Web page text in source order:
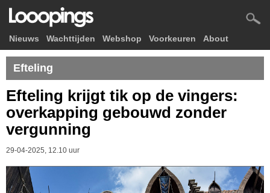
Nieuws Wachttijden Webshop Voorkeuren About
Efteling
Efteling krijgt tik op de vingers:
overkapping gebouwd zonder
vergunning
29-04-2025, 12.10 uur